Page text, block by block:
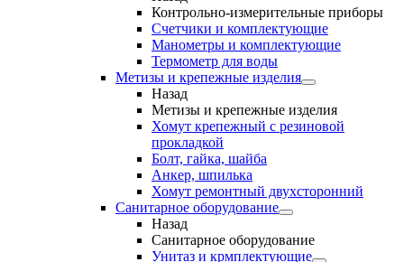
Контрольно-измерительные приборы
Счетчики и комплектующие
Манометры и комплектующие
Термометр для воды
Метизы и крепежные изделия
Назад
Метизы и крепежные изделия
Хомут крепежный с резиновой
прокладкой
Болт, гайка, шайба
Анкер, шпилька
Хомут ремонтный двухсторонний
Санитарное оборудование
Назад
Санитарное оборудование
Унитаз и крмплектующие